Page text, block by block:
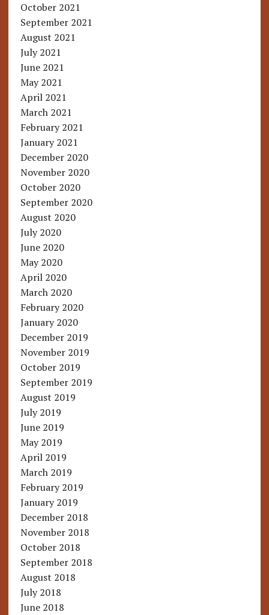
October 2021
September 2021
August 2021
July 2021
June 2021
May 2021
April 2021
March 2021
February 2021
January 2021
December 2020
November 2020
October 2020
September 2020
August 2020
July 2020
June 2020
May 2020
April 2020
March 2020
February 2020
January 2020
December 2019
November 2019
October 2019
September 2019
August 2019
July 2019
June 2019
May 2019
April 2019
March 2019
February 2019
January 2019
December 2018
November 2018
October 2018
September 2018
August 2018
July 2018
June 2018